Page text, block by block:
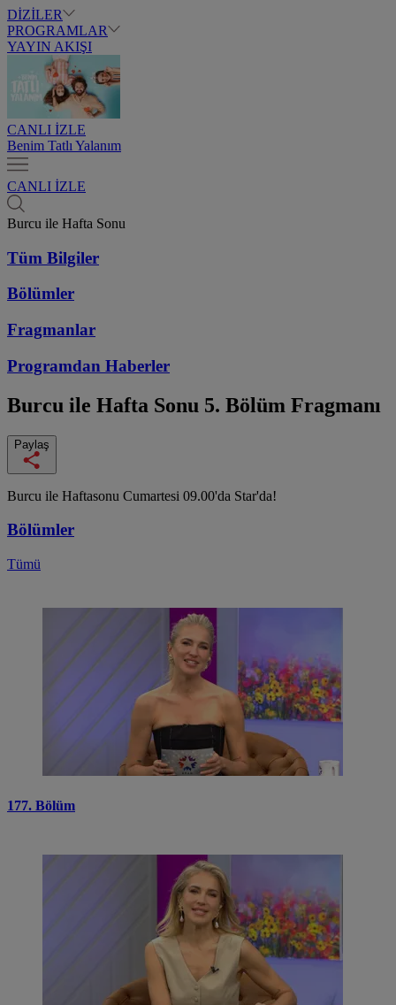
DİZİLER
PROGRAMLAR
YAYIN AKIŞI
CANLI İZLE
Benim Tatlı Yalanım
CANLI İZLE
Burcu ile Hafta Sonu
Tüm Bilgiler
Bölümler
Fragmanlar
Programdan Haberler
Burcu ile Hafta Sonu 5. Bölüm Fragmanı
Paylaş
Burcu ile Haftasonu Cumartesi 09.00'da Star'da!
Bölümler
Tümü
177. Bölüm